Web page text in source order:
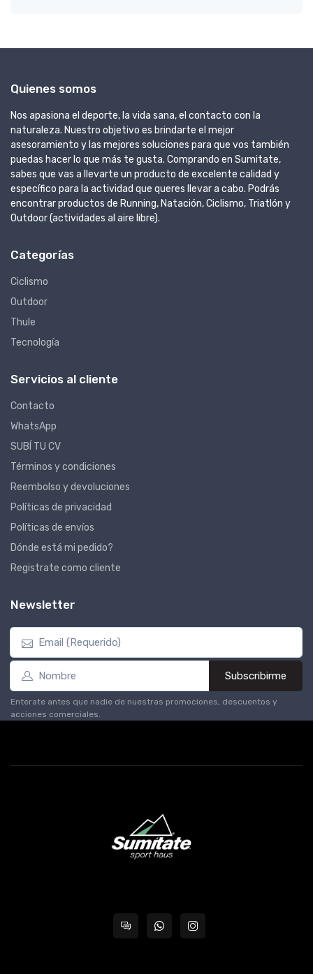
Quienes somos
Nos apasiona el deporte, la vida sana, el contacto con la
naturaleza. Nuestro objetivo es brindarte el mejor
asesoramiento y las mejores soluciones para que vos también
puedas hacer lo que más te gusta. Comprando en Sumitate,
sabes que vas a llevarte un producto de excelente calidad y
específico para la actividad que queres llevar a cabo. Podrás
encontrar productos de Running, Natación, Ciclismo, Triatlón y
Outdoor (actividades al aire libre).
Categorías
Ciclismo
Outdoor
Thule
Tecnología
Servicios al cliente
Contacto
WhatsApp
SUBÍ TU CV
Términos y condiciones
Reembolso y devoluciones
Políticas de privacidad
Políticas de envíos
Dónde está mi pedido?
Registrate como cliente
Newsletter
Subscribirme
Enterate antes que nadie de nuestras promociones, descuentos y
acciones comerciales.